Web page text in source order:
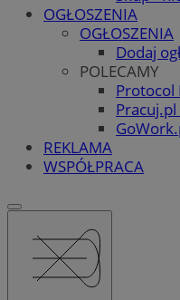
OGŁOSZENIA
OGŁOSZENIA
Dodaj
POLECAMY
Protocol
Pracuj.pl
REKLAMA
WSPÓŁPRACA